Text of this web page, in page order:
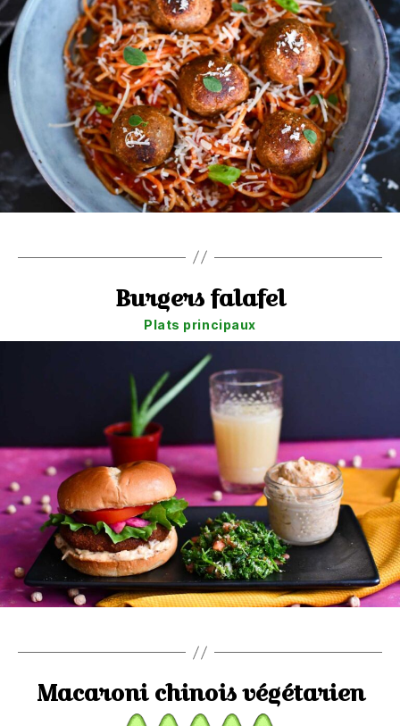
Burgers falafel
Catégories
Plats principaux
Macaroni chinois végétarien